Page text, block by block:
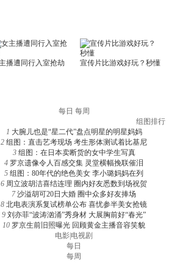
每日 每周
组图排行
1 大腕儿也是“星二代”盘点明星的明星妈妈
2 组图：直击艺考现场 考生形体测试着比基尼
3 组图：在日本卖断货的女中学生写真
4 罗京遗像令人百感交集 灵堂横幅挽联催泪
5 组图：80年代的绝色美女 李小璐妈妈在列
6 周立波胡洁喜结连理 圈内好友悉数到场祝贺
7 沙溢胡可20日大婚 圈中众多好友捧场
8 北电表演系复试榜单公布 喜忧参半美女抢镜
9 刘亦菲“波涛汹涌”秀身材 大展胸前好“春光”
10 罗京生前旧照曝光 回顾黄金主播音容笑貌
电影 电视剧
每日
每周